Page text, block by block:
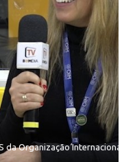
Organização Internacional